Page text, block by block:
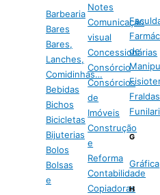
Barbearia
Bares
Bares,
Lanches,
Comidinhas…
Bebidas
Bichos
Bicicletas
Bijuterias
Bolos
Bolsas
e
Notes
Comunicação
visual
Concessionárias
Consórcio
Consórcios
de
Imóveis
Construção
e
Reforma
Contabilidade
Copiadoras
de
Fraldas
G
Gráfica
H